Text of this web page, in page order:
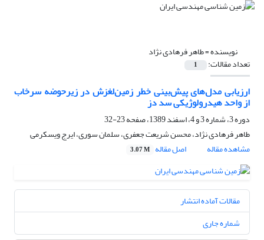
نویسنده =طاهر فرهادی نژاد
تعداد مقالات: 1
ارزیابی مدل‌های پیش‌بینی خطر زمین‌لغزش در زیرحوضه سرخاب
از واحد هیدرولوژیکی سد دز
دوره 3، شماره 3 و 4، اسفند 1389، صفحه
23-32
طاهر فرهادی نژاد، محسن شریعت جعفری، سلمان سوری، ایرج ویسکرمی
مشاهده مقاله
اصل مقاله 3.07 M
مقالات آماده انتشار
شماره جاری